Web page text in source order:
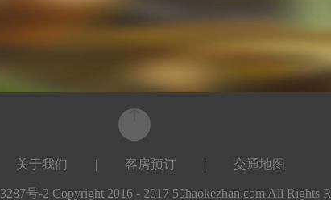
关于我们 | 客房预订 | 交通地图
号-2 Copyright 2016 - 2017 59haokezhan.com All Rights